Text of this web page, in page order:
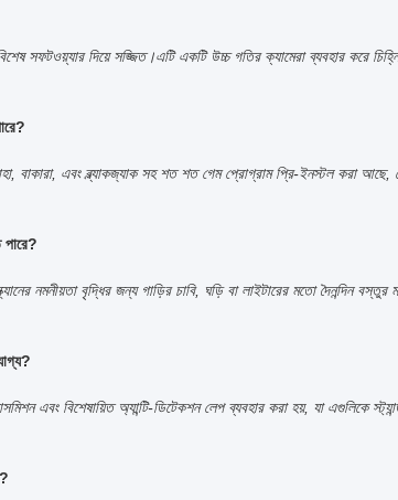
সফটওয়্যার দিয়ে সজ্জিত।এটি একটি উচ্চ গতির ক্যামেরা ব্যবহার করে
বাকারা, এবং ব্ল্যাকজ্যাক সহ শত শত গেম প্রোগ্রাম প্রি-ইনস্টল করা আছে,
পারে?
নমনীয়তা বৃদ্ধির জন্য গাড়ির চাবি, ঘড়ি বা লাইটারের মতো দৈনন্দিন বস্তুর
এবং বিশেষায়িত অ্যান্টি-ডিটেকশন লেপ ব্যবহার করা হয়, যা এগুলিকে